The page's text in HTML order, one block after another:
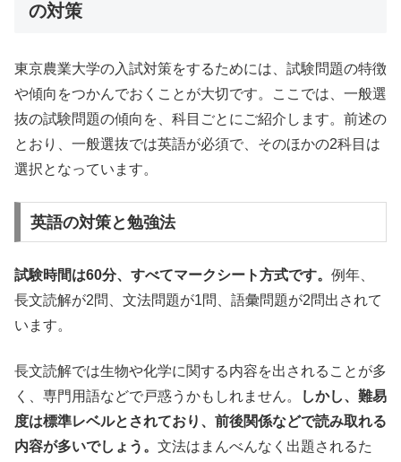
の対策
東京農業大学の入試対策をするためには、試験問題の特徴
や傾向をつかんでおくことが大切です。ここでは、一般選
抜の試験問題の傾向を、科目ごとにご紹介します。前述の
とおり、一般選抜では英語が必須で、そのほかの2科目は
選択となっています。
英語の対策と勉強法
試験時間は60分、すべてマークシート方式です。 例年、
長文読解が2問、文法問題が1問、語彙問題が2問出されて
います。
長文読解では生物や化学に関する内容を出されることが多
く、専門用語などで戸惑うかもしれません。
しかし、難易
度は標準レベルとされており、前後関係などで読み取れる
内容が多いでしょう。 文法はまんべんなく出題されるた